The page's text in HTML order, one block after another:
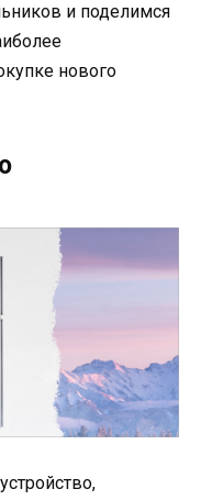
и поделимся
нового